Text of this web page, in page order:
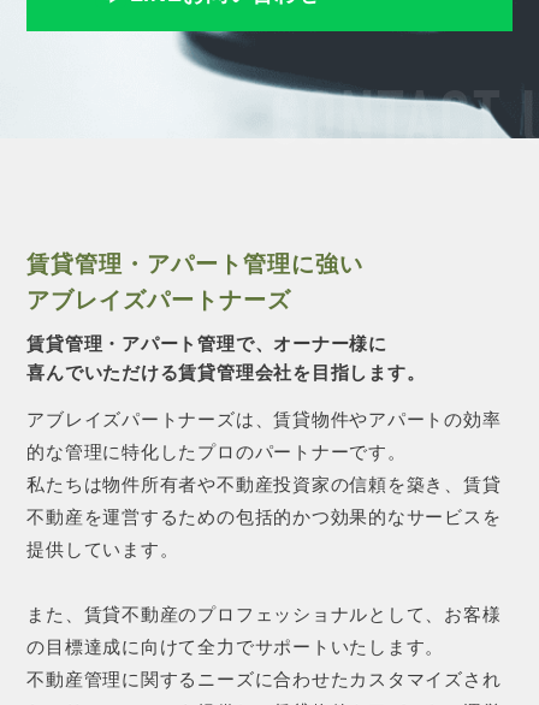
CONTACT
賃貸管理・アパート管理に強い
アブレイズパートナーズ
賃貸管理・アパート管理で、オーナー様に
喜んでいただける賃貸管理会社を目指します。
アブレイズパートナーズは、賃貸物件やアパートの効率
的な管理に特化したプロのパートナーです。
私たちは物件所有者や不動産投資家の信頼を築き、賃貸
不動産を運営するための包括的かつ効果的なサービスを
提供しています。
また、賃貸不動産のプロフェッショナルとして、お客様
の目標達成に向けて全力でサポートいたします。
不動産管理に関するニーズに合わせたカスタマイズされ